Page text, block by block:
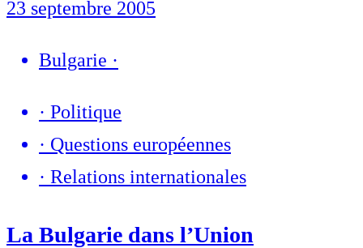
23 septembre 2005
Bulgarie ·
· Politique
· Questions européennes
· Relations internationales
La Bulgarie dans l’Union